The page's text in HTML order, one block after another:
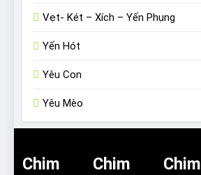
Vẹt- Két – Xích – Yến Phụng
Yến Hót
Yêu Con
Yêu Mèo
Chim
Chim
Chim